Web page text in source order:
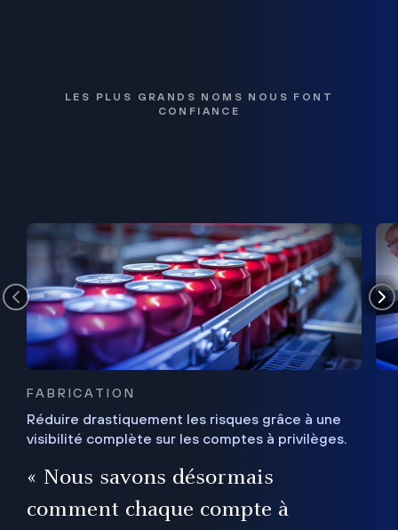
LES PLUS GRANDS NOMS NOUS FONT
CONFIANCE
FABRICATION
Réduire drastiquement les risques grâce à une
visibilité complète sur les comptes à privilèges.
« Nous savons désormais
comment chaque compte à